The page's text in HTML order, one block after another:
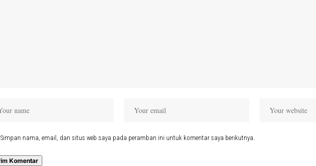
Simpan nama, email, dan situs web saya pada peramban ini untuk komentar saya berikutnya.